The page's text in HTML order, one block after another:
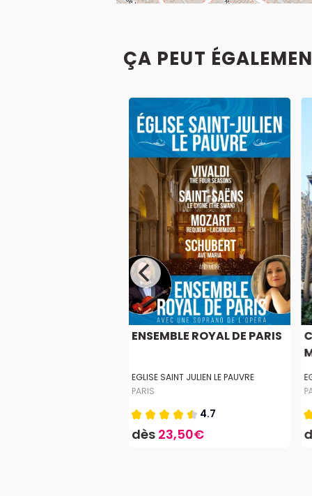
ÇA PEUT
ENSEMBLE ROYAL DE PARIS
EGLISE SAINT JULIEN LE PAUVRE
PARIS
4.7
dès 23,50€